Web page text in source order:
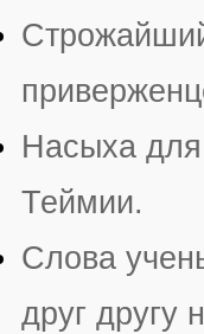
Насыха
Теймии.
Слова
друг другу